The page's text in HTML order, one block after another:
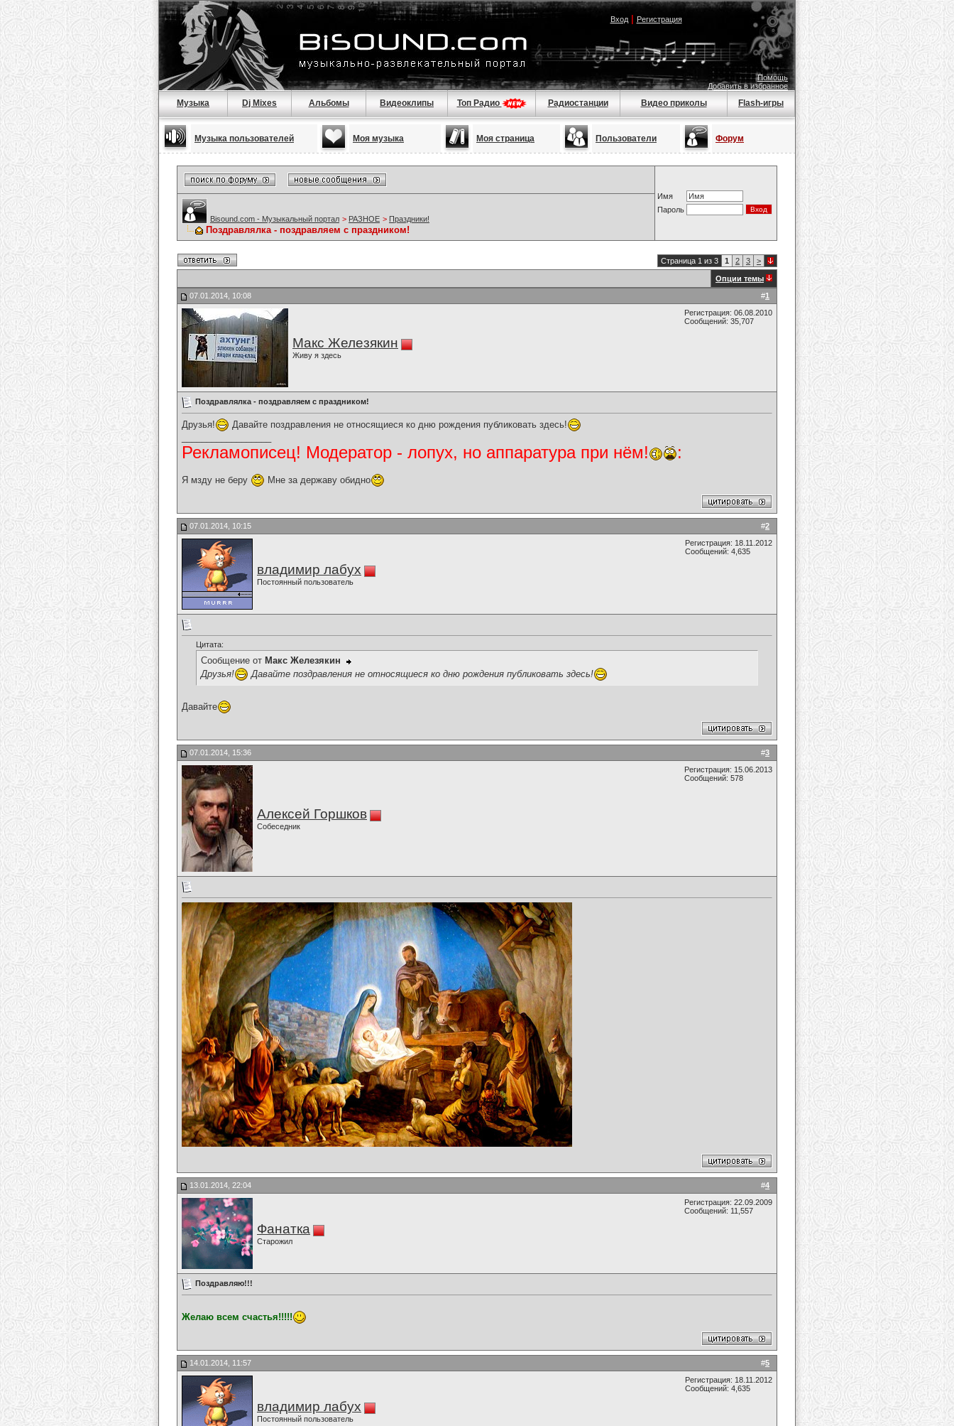
Вход| Регистрация
Помощь
Добавить в избранное
Музыка Dj Mixes Альбомы Видеоклипы Топ Радио Радиостанции Видео приколы Flash-игры
Музыка пользователей Моя музыка Моя страница Пользователи Форум
Имя
Пароль
Bisound.com - Музыкальный портал > РАЗНОЕ > Праздники!
Поздравлялка - поздравляем с праздником!
Страница 1 из 3 1 2 3 >
Опции темы
#1
07.01.2014, 10:08
Макс Железякин
Живу я здесь
Регистрация: 06.08.2010
Сообщений: 35,707
Поздравлялка - поздравляем с праздником!
Друзья!
Давайте поздравления не относящиеся ко дню рождения публиковать здесь!
Рекламописец! Модератор - лопух, но аппаратура при нём! :
Я мзду не беру Мне за державу обидно
#2
07.01.2014, 10:15
владимир лабух
Постоянный пользователь
Регистрация: 18.11.2012
Сообщений: 4,635
Цитата:
Сообщение от Макс Железякин
Друзья!
Давайте поздравления не относящиеся ко дню рождения публиковать здесь!
Давайте
#3
07.01.2014, 15:36
Алексей Горшков
Собеседник
Регистрация: 15.06.2013
Сообщений: 578
#4
13.01.2014, 22:04
Фанатка
Старожил
Регистрация: 22.09.2009
Сообщений: 11,557
Поздравляю!!!
Желаю всем счастья!!!!!
#5
14.01.2014, 11:57
владимир лабух
Постоянный пользователь
Регистрация: 18.11.2012
Сообщений: 4,635